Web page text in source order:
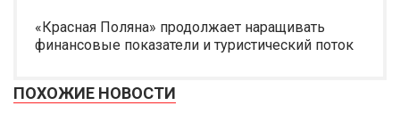
«Красная Поляна» продолжает наращивать
финансовые показатели и туристический поток
ПОХОЖИЕ НОВОСТИ